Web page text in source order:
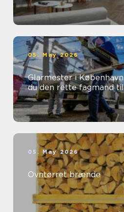
05. May 2026
Glarmester i
du den rette fagmand
05. May 2026
Ovntørret brænde